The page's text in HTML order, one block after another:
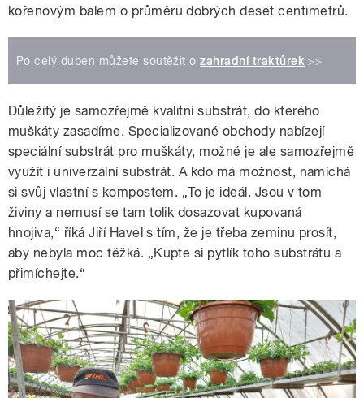
kořenovým balem o průměru dobrých deset centimetrů.
Po celý duben můžete soutěžit ozahradní traktůrek >>
Důležitý je samozřejmě kvalitní substrát, do kterého
muškáty zasadíme. Specializované obchody nabízejí
speciální substrát pro muškáty, možné je ale samozřejmě
využít i univerzální substrát. A kdo má možnost, namíchá
si svůj vlastní s kompostem. „To je ideál. Jsou v tom
živiny a nemusí se tam tolik dosazovat kupovaná
hnojiva,“ říká Jiří Havel s tím, že je třeba zeminu prosít,
aby nebyla moc těžká. „Kupte si pytlík toho substrátu a
přimíchejte.“